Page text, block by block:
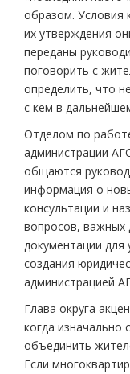
образом. Условия
их утверждения
переданы
поговорить с
определить, что
с кем в
Отделом по
администрации
общаются
информация о
консультации и
вопросов, важных
документации для
создания
администрацией
Глава округа
когда изначально
объединить
Если